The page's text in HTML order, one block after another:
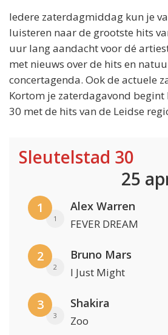
Iedere zaterdagmiddag kun je
luisteren naar de grootste hits
uur lang aandacht voor dé
met nieuws over de hits en
concertagenda. Ook de actuele
Kortom je zaterdagavond begint
30 met de hits van de Leidse
Sleutelstad 30
25
1
1
Alex Warren
FEVER DREAM
2
2
Bruno Mars
I Just Might
3
3
Shakira
Zoo